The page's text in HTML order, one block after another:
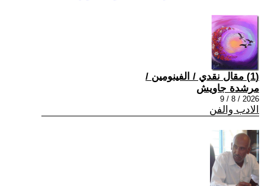
(1) مقال نقدي / الفينومين /
مرشدة جاويش
2026 / 8 / 9
الادب والفن